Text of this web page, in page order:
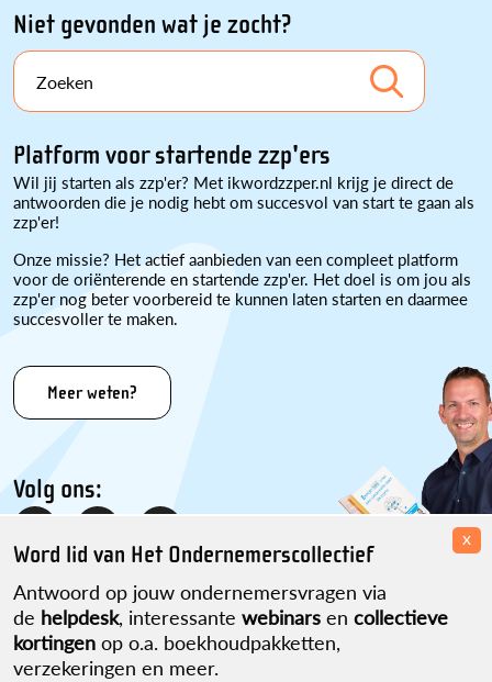
Niet gevonden wat je zocht?
Zoeken
Platform voor startende zzp'ers
Wil jij starten als zzp'er? Met ikwordzzper.nl krijg je direct de
antwoorden die je nodig hebt om succesvol van start te gaan als
zzp'er!
Onze missie? Het actief aanbieden van een compleet platform
voor de oriënterende en startende zzp'er. Het doel is om jou als
zzp'er nog beter voorbereid te kunnen laten starten en daarmee
succesvoller te maken.
Meer weten?
Volg ons:
Disclaimer Over ons Contact
Word lid van Het Ondernemerscollectief
Antwoord op jouw ondernemersvragen via
de helpdesk, interessante webinars en collectieve
kortingen op o.a. boekhoudpakketten,
verzekeringen en meer.
x